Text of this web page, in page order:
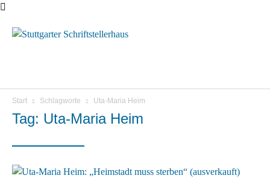
Start Schlagworte Uta-Maria Heim
Tag: Uta-Maria Heim